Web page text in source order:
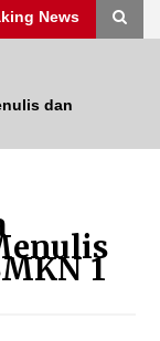
News
dan
1